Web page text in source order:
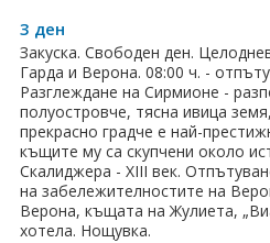
ЕЗИКОВО УЧИЛИЩЕ
SUMMER ENGLISH TALENTS ACADEMY
ВХОД ЗА АГЕНТИ
3 ден
Закуска. Свободен ден.
Гарда и Верона. 08:00 ч. -
Разглеждане на Сирмионе -
полуостровче, тясна ивица
прекрасно градче е най-
къщите му са скупчени около
Скалиджера - XIII век.
на забележителностите на
Верона, къщата на Жулиета,
хотела. Нощувка.